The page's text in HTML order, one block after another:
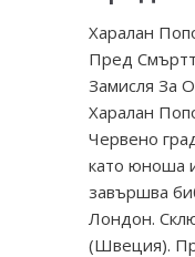
Харалан
Пред
Замисля За
Харалан
Червено
като юноша
завършва
Лондон.
(Швеция).